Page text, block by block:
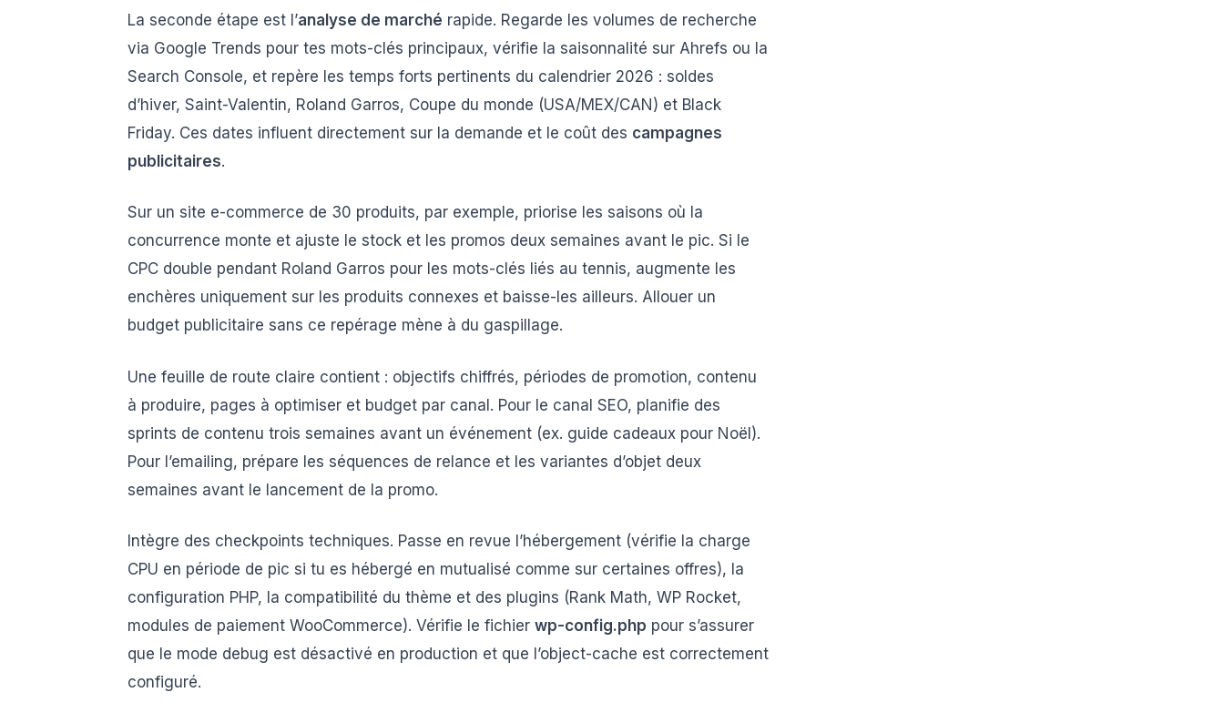
La seconde étape est l’analyse de marché rapide. Regarde les volumes de recherche
via Google Trends pour tes mots-clés principaux, vérifie la saisonnalité sur Ahrefs ou la
Search Console, et repère les temps forts pertinents du calendrier 2026 : soldes
d’hiver, Saint-Valentin, Roland Garros, Coupe du monde (USA/MEX/CAN) et Black
Friday. Ces dates influent directement sur la demande et le coût des campagnes
publicitaires.
Sur un site e-commerce de 30 produits, par exemple, priorise les saisons où la
concurrence monte et ajuste le stock et les promos deux semaines avant le pic. Si le
CPC double pendant Roland Garros pour les mots-clés liés au tennis, augmente les
enchères uniquement sur les produits connexes et baisse-les ailleurs. Allouer un
budget publicitaire sans ce repérage mène à du gaspillage.
Une feuille de route claire contient : objectifs chiffrés, périodes de promotion, contenu
à produire, pages à optimiser et budget par canal. Pour le canal SEO, planifie des
sprints de contenu trois semaines avant un événement (ex. guide cadeaux pour Noël).
Pour l’emailing, prépare les séquences de relance et les variantes d’objet deux
semaines avant le lancement de la promo.
Intègre des checkpoints techniques. Passe en revue l’hébergement (vérifie la charge
CPU en période de pic si tu es hébergé en mutualisé comme sur certaines offres), la
configuration PHP, la compatibilité du thème et des plugins (Rank Math, WP Rocket,
modules de paiement WooCommerce). Vérifie le fichier wp-config.php pour s’assurer
que le mode debug est désactivé en production et que l’object-cache est correctement
configuré.